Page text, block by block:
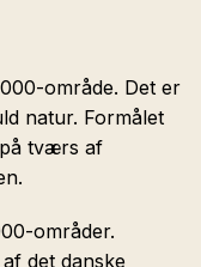
område. Det er
natur. Formålet
tværs af
områder.
det danske